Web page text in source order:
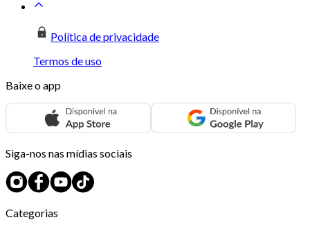
Política de privacidade
Termos de uso
Baixe o app
Siga-nos nas mídias sociais
Categorias